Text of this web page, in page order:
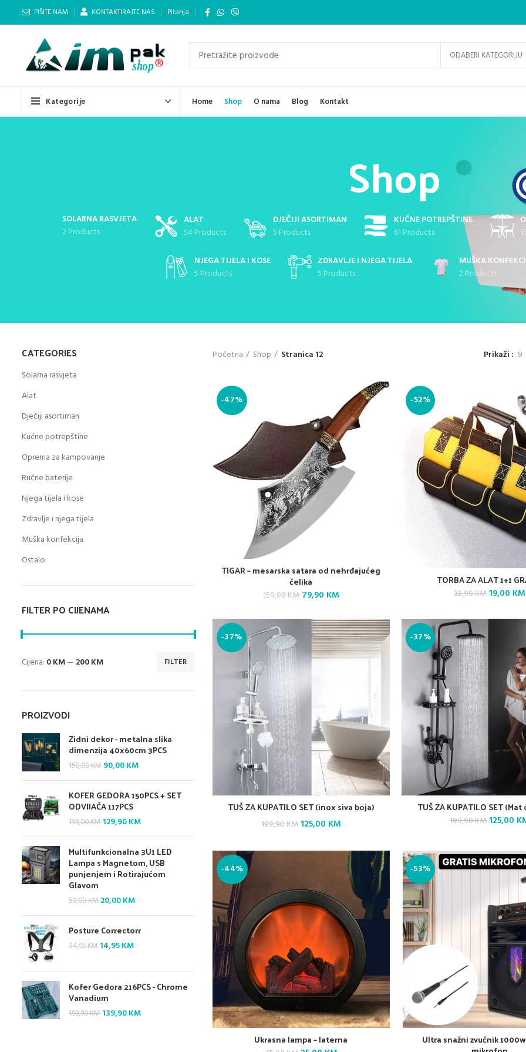
PIŠITE NAM KONTAKTIRAJTE NAS Pitanja
ODABERI KATEGORIJU
Kategorije Home Shop O nama Blog Kontakt
Shop
SOLARNA RASVJETA
2 Products
ALAT
54 Products
DJEČIJI ASORTIMAN
5 Products
KUĆNE POTREPŠTINE
61 Products
NJEGA TIJELA I KOSE
5 Products
ZDRAVLJE I NJEGA TIJELA
5 Products
MUŠKA
2 Products
CATEGORIES
Solarna rasvjeta
Alat
Dječiji asortiman
Kućne potrepštine
Oprema za kampovanje
Ručne baterije
Njega tijela i kose
Zdravlje i njega tijela
Muška konfekcija
Ostalo
FILTER PO CIJENAMA
Minimalna
Maksimalna
FILTER
Cijena: 0 KM— 200 KM
PROIZVODI
Zidni dekor - metalna slika
dimenzija 40x60cm 3PCS
150,00KM Original
150,00 KM.
90,00KMCurrent
90,00 KM.
KOFER GEDORA 150PCS + SET
ODVIJAČA 117PCS
199,00KM Original
199,00 KM.
129,90KMCurrent
129,90 KM.
Multifunkcionalna 3U1 LED
Lampa s Magnetom, USB
punjenjem i Rotirajućom
Glavom
50,00KM Original
50,00 KM.
20,00KMCurrent
20,00 KM.
Posture Correctorr
24,95KM Original
14,95KMCurrent
Kofer Gedora 216PCS - Chrome
Vanadium
199,90KM Original
139,90KMCurrent
Početna Shop Stranica 12 Prikaži 9
-47%
TIGAR – mesarska satara od nehrđajućeg
čelika
150,00KM Original
was:
150,00 KM.
79,90 KMCurrent
is:
79,90 KM.
-52%
TORBA ZA ALAT 1+1
39,90KMOriginal
was:
19,00 KM
-37%
TUŠ ZA KUPATILO SET (inox siva boja)
199,90KMOriginal
125,00 KMCurrent
is:
125,00 KM.
-37%
TUŠ ZA KUPATILO SET
199,90KMOriginal
199,90
125,00
-44%
Ukrasna lampa – laterna
-53%
Ultra snažni zvučnik